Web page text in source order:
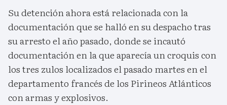
Su detención ahora está relacionada con la
documentación que se halló en su despacho tras
su arresto el año pasado, donde se incautó
documentación en la que aparecía un croquis con
los tres zulos localizados el pasado martes en el
departamento francés de los Pirineos Atlánticos
con armas y explosivos.